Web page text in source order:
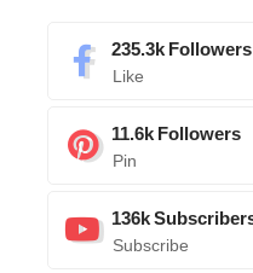
235.3k Followers
Like
11.6k Followers
Pin
136k
Subscribe